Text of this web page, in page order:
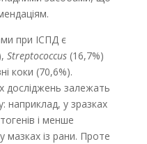
при ІСПД є
Streptococcus(16,7%)
коки (70,6%).
досліджень залежать
наприклад, у зразках
і менше
мазках із рани. Проте